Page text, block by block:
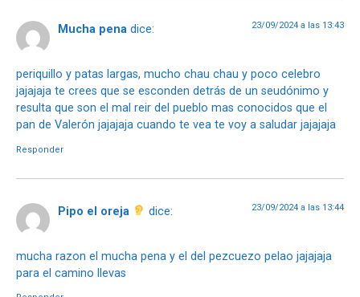
Mucha pena dice: 23/09/2024 a las 13:43
periquillo y patas largas, mucho chau chau y poco celebro
jajajaja te crees que se esconden detrás de un seudónimo y
resulta que son el mal reir del pueblo mas conocidos que el
pan de Valerón jajajaja cuando te vea te voy a saludar jajajaja
Responder
Pipo el oreja dice: 23/09/2024 a las 13:44
mucha razon el mucha pena y el del pezcuezo pelao jajajaja
para el camino llevas